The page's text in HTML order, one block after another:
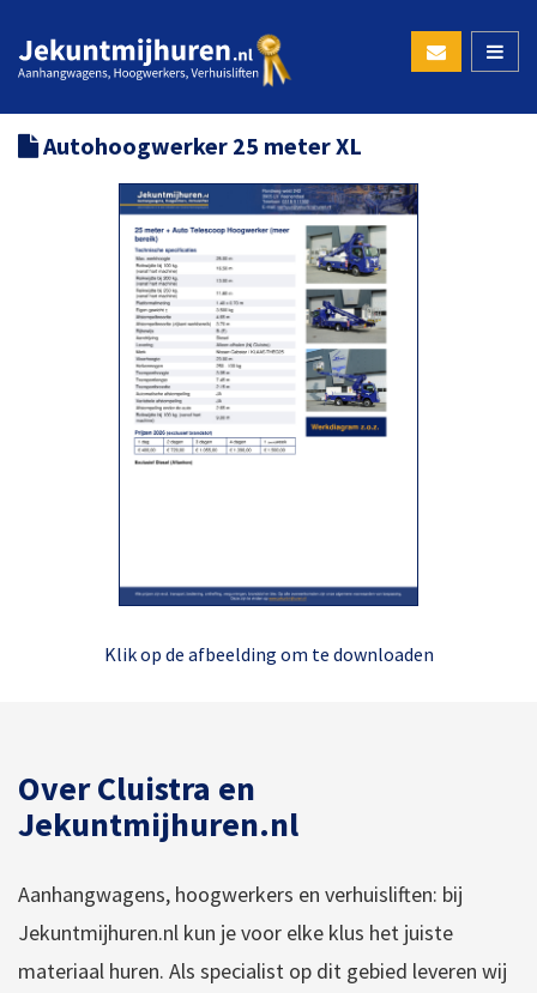
Autohoogwerker 25 meter XL
Klik op de afbeelding om te downloaden
Over Cluistra en
Jekuntmijhuren.nl
Aanhangwagens, hoogwerkers en verhuisliften: bij
Jekuntmijhuren.nl kun je voor elke klus het juiste
materiaal huren. Als specialist op dit gebied leveren wij